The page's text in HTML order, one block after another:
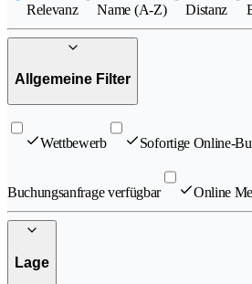
Relevanz Name (A-Z) Distanz
Allgemeine Filter
Wettbewerb Sofortige Online-
Buchungsanfrage verfügbar Online
Lage